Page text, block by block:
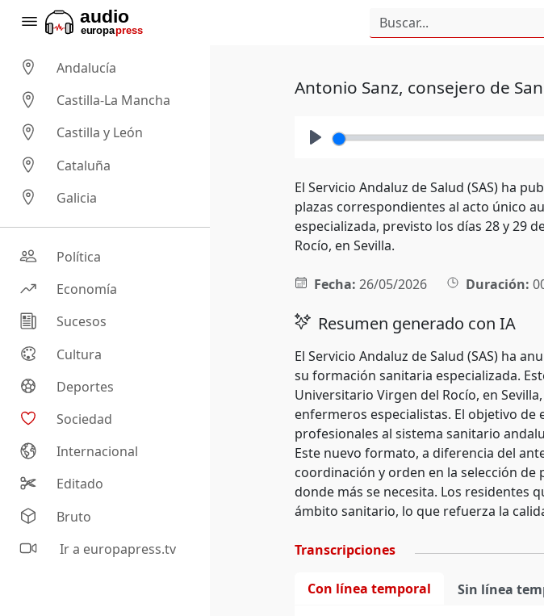
Andalucía
Castilla-La Mancha
Castilla y León
Cataluña
Galicia
Política
Economía
Sucesos
Cultura
Deportes
Sociedad
Internacional
Editado
Bruto
Ir a europapress.tv
Antonio Sanz, consejero de
El Servicio Andaluz de Salud (SAS) ha
plazas correspondientes al acto único
especializada, previsto los días 28 y 29
Rocío, en Sevilla.
Fecha: 26/05/2026 Duración:
Resumen generado con IA
El Servicio Andaluz de Salud (SAS) ha
su formación sanitaria especializada.
Universitario Virgen del Rocío, en
enfermeros especialistas. El objetivo
profesionales al sistema sanitario
Este nuevo formato, a diferencia del
coordinación y orden en la selección
donde más se necesita. Los residentes
ámbito sanitario, lo que refuerza la
Transcripciones
Con línea temporal Sin línea